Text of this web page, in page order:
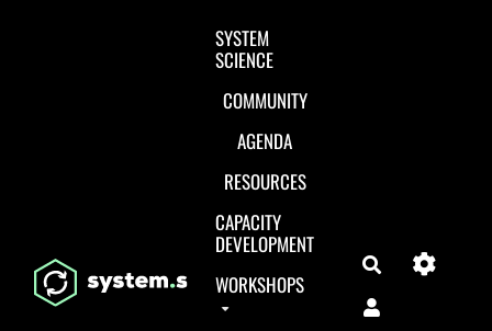
Aller au contenu principal
SYSTEM
SCIENCE
COMMUNITY
AGENDA
RESOURCES
CAPACITY
DEVELOPMENT
WORKSHOPS
Search